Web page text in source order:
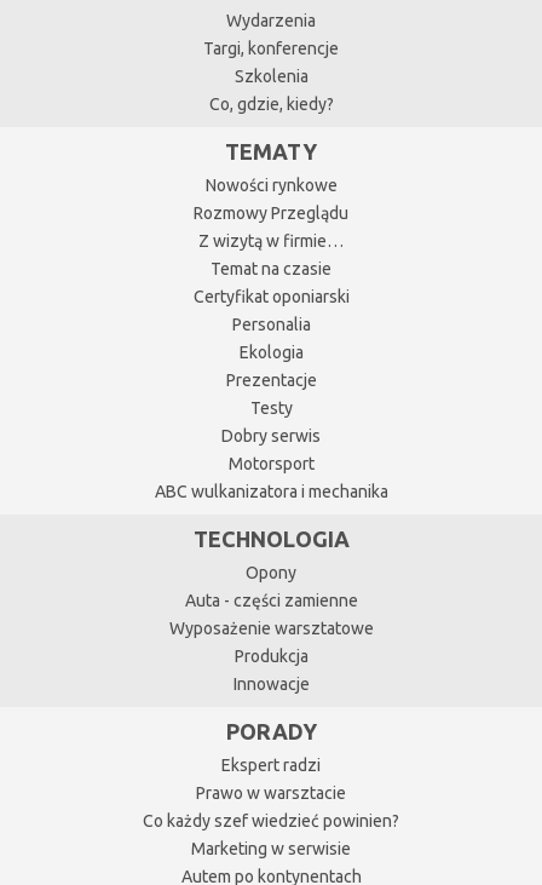
Wydarzenia
Targi, konferencje
Szkolenia
Co, gdzie, kiedy?
TEMATY
Nowości rynkowe
Rozmowy Przeglądu
Z wizytą w firmie…
Temat na czasie
Certyfikat oponiarski
Personalia
Ekologia
Prezentacje
Testy
Dobry serwis
Motorsport
ABC wulkanizatora i mechanika
TECHNOLOGIA
Opony
Auta - części zamienne
Wyposażenie warsztatowe
Produkcja
Innowacje
PORADY
Ekspert radzi
Prawo w warsztacie
Co każdy szef wiedzieć powinien?
Marketing w serwisie
Autem po kontynentach